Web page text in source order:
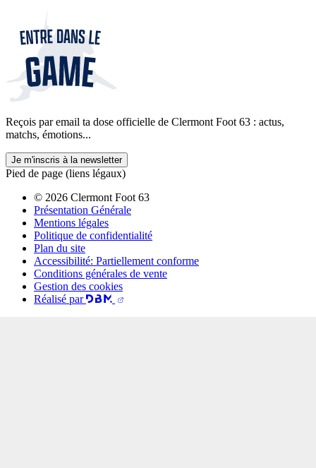
Reçois par email ta dose officielle de Clermont Foot 63 : actus,
matchs, émotions...
Je m'inscris à la newsletter
Pied de page (liens légaux)
© 2026 Clermont Foot 63
Présentation Générale
Mentions légales
Politique de confidentialité
Plan du site
Accessibilité: Partiellement conforme
Conditions générales de vente
Gestion des cookies
Réalisé par